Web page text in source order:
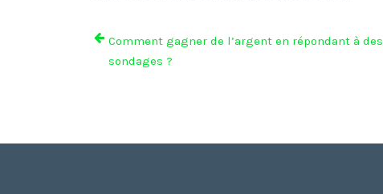
Comment gagner de l’argent en répondant à des
sondages ?